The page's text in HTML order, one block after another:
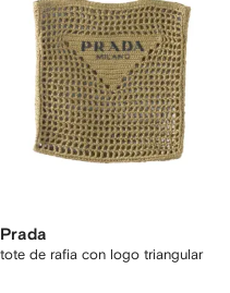
Prada
tote de rafia con logo triangular